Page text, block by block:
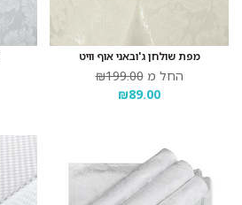
מפת שולחן ג'ובאני אוף וויט
החל מ ₪199.00
₪89.00